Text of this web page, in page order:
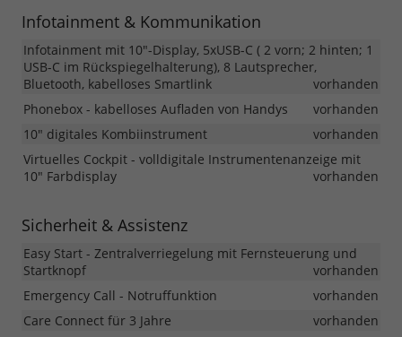
Infotainment & Kommunikation
Infotainment mit 10"-Display, 5xUSB-C ( 2 vorn; 2 hinten; 1
USB-C im Rückspiegelhalterung), 8 Lautsprecher,
Bluetooth, kabelloses Smartlink
vorhanden
Phonebox - kabelloses Aufladen von Handys
vorhanden
10" digitales Kombiinstrument
vorhanden
Virtuelles Cockpit - volldigitale Instrumentenanzeige mit
10" Farbdisplay
vorhanden
Sicherheit & Assistenz
Easy Start - Zentralverriegelung mit Fernsteuerung und
Startknopf
vorhanden
Emergency Call - Notruffunktion
vorhanden
Care Connect für 3 Jahre
vorhanden